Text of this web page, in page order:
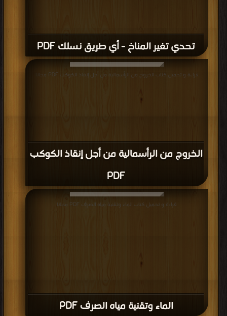
تحدي تغير المناخ - أي طريق نسلك PDF
الخروج من الرأسمالية من أجل إنقاذ الكوكب
PDF
قراءة و تحميل كتاب الخروج من الرأسمالية من أجل إنقاذ الكوكب PDF مجانا
الماء وتقنية مياه الصرف PDF
قراءة و تحميل كتاب الماء وتقنية مياه الصرف PDF مجانا